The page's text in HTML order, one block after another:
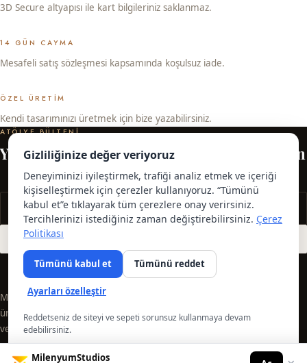
3D Secure altyapısı ile kart bilgileriniz saklanmaz.
14 GÜN CAYMA
Mesafeli satış sözleşmesi kapsamında koşulsuz iade.
ÖZEL ÜRETIM
Kendi tasarımınızı üretmek için bize yazabilirsiniz.
ATÖLYE BÜLTENI
Yeni koleksiyonlardan ilk siz haberdar olun
Milenyumstudios ile dekoratif ve harika
ürünler sizleri bekliyor. Şimdi hemen girin
ve sipariş verin.
INSTAGRAM FACEBOOK
💬
Gizliliğinize değer veriyoruz
Deneyiminizi iyileştirmek, trafiği analiz etmek ve içeriği
kişiselleştirmek için çerezler kullanıyoruz. “Tümünü
kabul et”e tıklayarak tüm çerezlere onay verirsiniz.
Tercihlerinizi istediğiniz zaman değiştirebilirsiniz. Çerez
Politikası
Tümünü kabul et Tümünü reddet
Ayarları özelleştir
Reddetseniz de siteyi ve sepeti sorunsuz kullanmaya devam
edebilirsiniz.
MilenyumStudios